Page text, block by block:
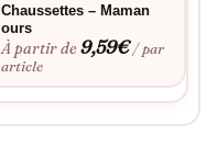
Chaussettes – Maman
ours
À partir de9,59€ / par
article